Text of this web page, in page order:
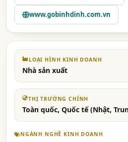
www.gobinhdinh.com.vn
LOẠI HÌNH KINH DOANH
Nhà sản xuất
THỊ TRƯỜNG CHÍNH
Toàn quốc, Quốc tế (Nhật,
NGÀNH NGHỀ KINH DOANH